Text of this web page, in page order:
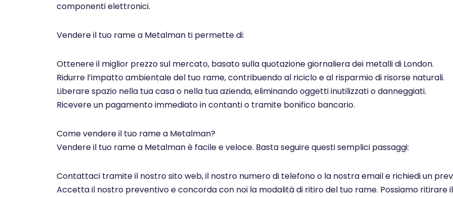
componenti elettronici.
Vendere il tuo rame a Metalman ti permette di:
Ottenere il miglior prezzo sul mercato, basato sulla quotazione giornaliera dei metalli di London.
Ridurre l’impatto ambientale del tuo rame, contribuendo al riciclo e al risparmio di risorse naturali.
Liberare spazio nella tua casa o nella tua azienda, eliminando oggetti inutilizzati o danneggiati.
Ricevere un pagamento immediato in contanti o tramite bonifico bancario.
Come vendere il tuo rame a Metalman?
Vendere il tuo rame a Metalman è facile e veloce. Basta seguire questi semplici passaggi:
Contattaci tramite il nostro sito web, il nostro numero di telefono o la nostra email e richiedi un
Accetta il nostro preventivo e concorda con noi la modalità di ritiro del tuo rame. Possiamo ritirare